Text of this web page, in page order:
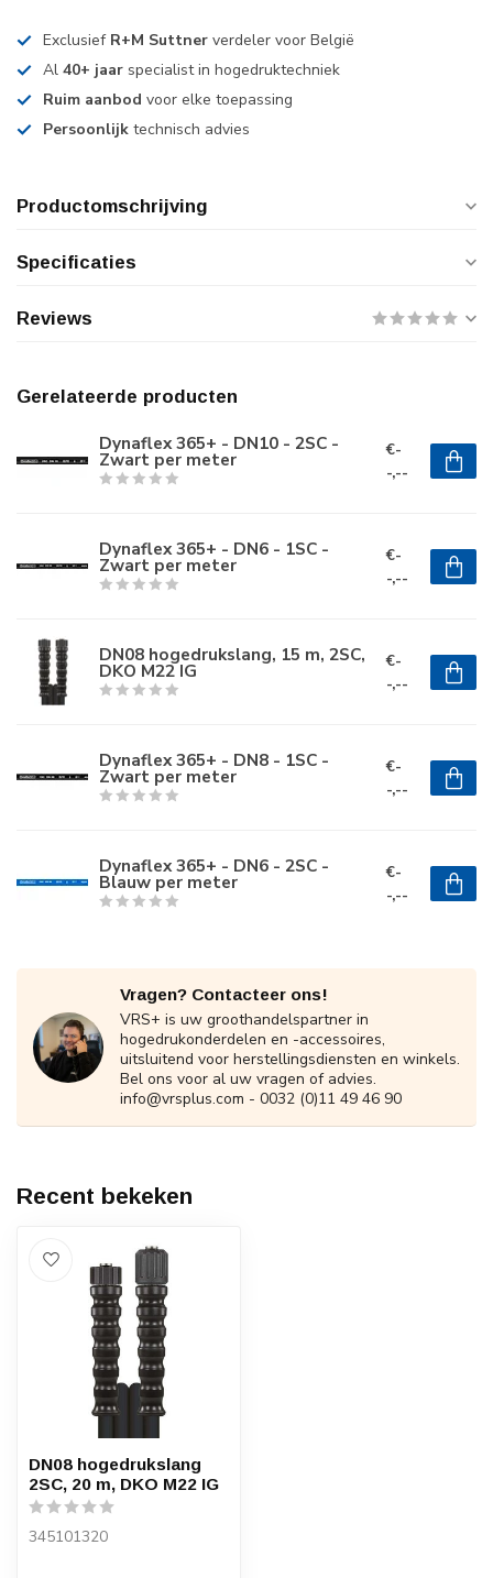
Exclusief R+M Suttner verdeler voor België
Al 40+ jaar specialist in hogedruktechniek
Ruim aanbod voor elke toepassing
Persoonlijk technisch advies
Productomschrijving
Specificaties
Reviews
Gerelateerde producten
Dynaflex 365+ - DN10 - 2SC -
Zwart per meter
€-
-,--
Dynaflex 365+ - DN6 - 1SC -
Zwart per meter
€-
-,--
DN08 hogedrukslang, 15 m, 2SC,
DKO M22 IG
€-
-,--
Dynaflex 365+ - DN8 - 1SC -
Zwart per meter
€-
-,--
Dynaflex 365+ - DN6 - 2SC -
Blauw per meter
€-
-,--
Vragen? Contacteer ons!
VRS+ is uw groothandelspartner in
hogedrukonderdelen en -accessoires,
uitsluitend voor herstellingsdiensten en winkels.
Bel ons voor al uw vragen of advies.
info@vrsplus.com - 0032 (0)11 49 46 90
Recent bekeken
DN08 hogedrukslang
2SC, 20 m, DKO M22 IG
345101320